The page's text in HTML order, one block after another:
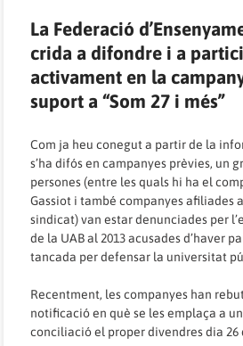
La Federació
crida a difondre i a
activament en la
suport a “Som 27 i més”
Com ja heu conegut a partir de la
s’ha difós en campanyes prèvies, un
persones (entre les quals hi ha el
Gassiot i també companyes afiliades
sindicat) van estar denunciades per
de la UAB al 2013 acusades d’haver
tancada per defensar la universitat
Recentment, les companyes han
notificació en què se les emplaça a
conciliació el proper divendres dia 26